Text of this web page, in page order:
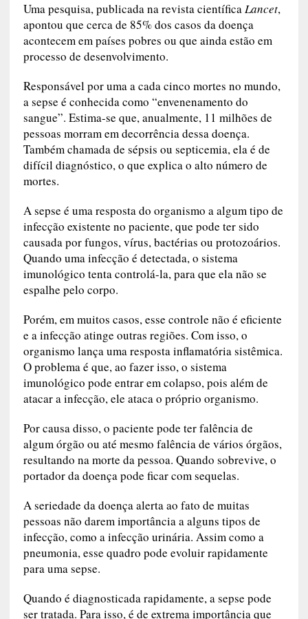
Uma pesquisa, publicada na revista científicaLancet,
apontou que cerca de 85% dos casos da doença
acontecem em países pobres ou que ainda estão em
processo de desenvolvimento.
Responsável por uma a cada cinco mortes no mundo,
a sepse é conhecida como “envenenamento do
sangue”. Estima-se que, anualmente, 11 milhões de
pessoas morram em decorrência dessa doença.
Também chamada de sépsis ou septicemia, ela é de
difícil diagnóstico, o que explica o alto número de
mortes.
A sepse é uma resposta do organismo a algum tipo de
infecção existente no paciente, que pode ter sido
causada por fungos, vírus, bactérias ou protozoários.
Quando uma infecção é detectada, o sistema
imunológico tenta controlá-la, para que ela não se
espalhe pelo corpo.
Porém, em muitos casos, esse controle não é eficiente
e a infecção atinge outras regiões. Com isso, o
organismo lança uma resposta inflamatória sistêmica.
O problema é que, ao fazer isso, o sistema
imunológico pode entrar em colapso, pois além de
atacar a infecção, ele ataca o próprio organismo.
Por causa disso, o paciente pode ter falência de
algum órgão ou até mesmo falência de vários órgãos,
resultando na morte da pessoa. Quando sobrevive, o
portador da doença pode ficar com sequelas.
A seriedade da doença alerta ao fato de muitas
pessoas não darem importância a alguns tipos de
infecção, como a infecção urinária. Assim como a
pneumonia, esse quadro pode evoluir rapidamente
para uma sepse.
Quando é diagnosticada rapidamente, a sepse pode
ser tratada. Para isso, é de extrema importância que